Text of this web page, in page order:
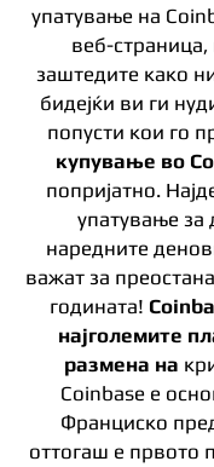
упатување на
веб-
заштедите како
бидејќи ви ги
попусти кои го
купување во
попријатно.
упатување за
наредните
важат за
годината!
најголемите
размена на
Coinbase е
Франциско
оттогаш е првото